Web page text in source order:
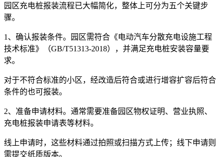
园区充电桩报装流程已大幅简化，整体上可分为五个关键步
骤。
1、确认报装条件。园区需符合《电动汽车分散充电设施工程
技术标准》（GB/T51313-2018），并满足充电桩安装容量要
求。
对于不符合标准的小区，经改造后符合或进行增容扩容后符合
条件的也可报装。
2、准备申请材料。通常需要准备园区物权证明、营业执照、
充电桩报装申请表等材料。
线上申请时，这些材料通过拍照或扫描方式上传；线下申请则
需提交纸质版本。